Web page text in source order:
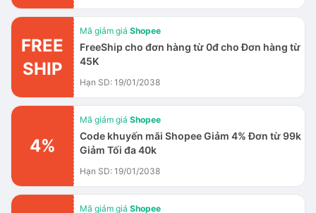
FREE
SHIP
Mã giảm giá Shopee
FreeShip cho đơn hàng từ 0đ cho Đơn hàng từ
45K
Hạn SD: 19/01/2038
4%
Mã giảm giá Shopee
Code khuyến mãi Shopee Giảm 4% Đơn từ 99k
Giảm Tối đa 40k
Hạn SD: 19/01/2038
Mã giảm giá Shopee